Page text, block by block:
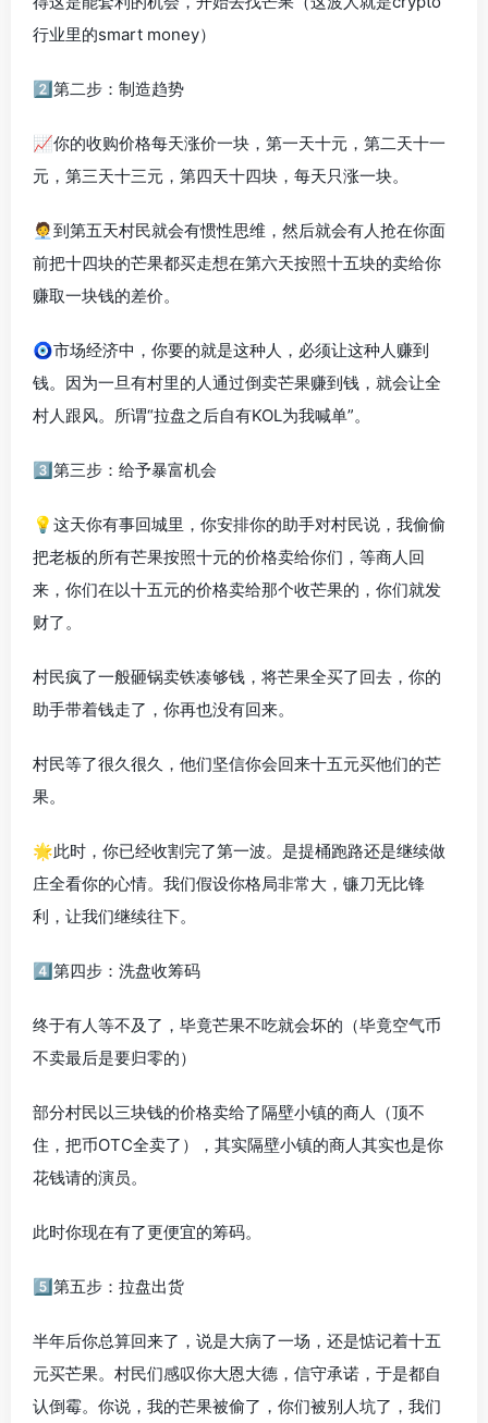
行业里的smart money）
2️⃣第二步：制造趋势
📈你的收购价格每天涨价一块，第一天十元，第二天十一
元，第三天十三元，第四天十四块，每天只涨一块。
🧑‍💼到第五天村民就会有惯性思维，然后就会有人抢在你面
前把十四块的芒果都买走想在第六天按照十五块的卖给你
赚取一块钱的差价。
🧿市场经济中，你要的就是这种人，必须让这种人赚到
钱。因为一旦有村里的人通过倒卖芒果赚到钱，就会让全
村人跟风。所谓“拉盘之后自有KOL为我喊单”。
3️⃣第三步：给予暴富机会
💡这天你有事回城里，你安排你的助手对村民说，我偷偷
把老板的所有芒果按照十元的价格卖给你们，等商人回
来，你们在以十五元的价格卖给那个收芒果的，你们就发
财了。
村民疯了一般砸锅卖铁凑够钱，将芒果全买了回去，你的
助手带着钱走了，你再也没有回来。
村民等了很久很久，他们坚信你会回来十五元买他们的芒
果。
🌟此时，你已经收割完了第一波。是提桶跑路还是继续做
庄全看你的心情。我们假设你格局非常大，镰刀无比锋
利，让我们继续往下。
4️⃣第四步：洗盘收筹码
终于有人等不及了，毕竟芒果不吃就会坏的（毕竟空气币
不卖最后是要归零的）
部分村民以三块钱的价格卖给了隔壁小镇的商人（顶不
住，把币OTC全卖了），其实隔壁小镇的商人其实也是你
花钱请的演员。
此时你现在有了更便宜的筹码。
5️⃣第五步：拉盘出货
半年后你总算回来了，说是大病了一场，还是惦记着十五
元买芒果。村民们感叹你大恩大德，信守承诺，于是都自
认倒霉。你说，我的芒果被偷了，你们被别人坑了，我们